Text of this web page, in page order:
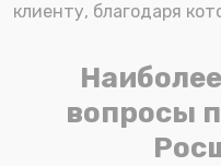
клиенту, благодаря
вопросы